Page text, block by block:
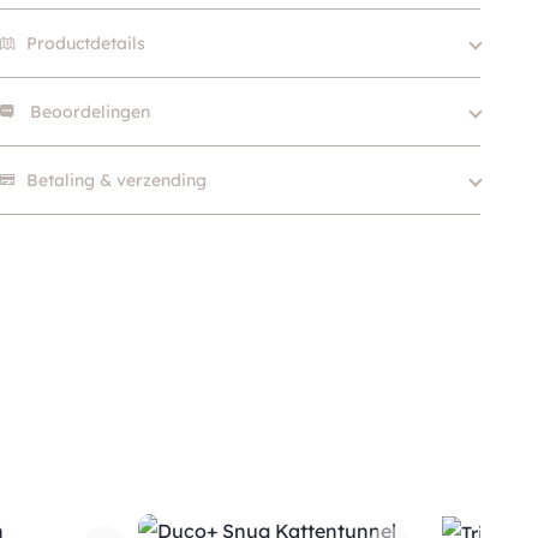
Productdetails
Merk
SKU
210000024687
Beoordelingen
Betaling & verzending